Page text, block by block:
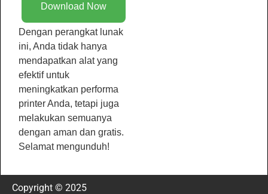
Download Now
Dengan perangkat lunak
ini, Anda tidak hanya
mendapatkan alat yang
efektif untuk
meningkatkan performa
printer Anda, tetapi juga
melakukan semuanya
dengan aman dan gratis.
Selamat mengunduh!
Copyright © 2025